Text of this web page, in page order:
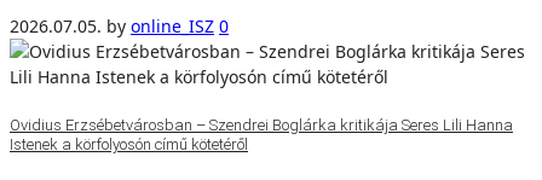
2026.07.05. by online_ISZ 0
Ovidius Erzsébetvárosban – Szendrei Boglárka kritikája Seres Lili Hanna
Istenek a körfolyosón című kötetéről